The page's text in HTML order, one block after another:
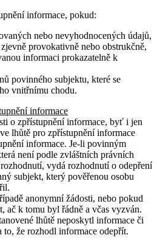
informace, pokud:
nebo nevyhodnocených údajů,
provokativně nebo obstrukčně,
informaci prokazatelně k
povinného subjektu, které se
vnitřnímu chodu.
informace
o zpřístupnění informace, byť i jen
lhůtě pro zpřístupnění informace
informace. Je-li povinným
není podle zvláštních právních
vydá rozhodnutí o odepření
subjekt, který pověřenou osobu
anonymní žádosti, nebo pokud
ač k tomu byl řádně a včas vyzván.
lhůtě neposkytl informace či
to, že rozhodl informace odepřít.